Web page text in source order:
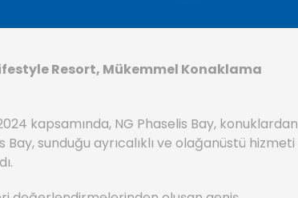
Resort, Mükemmel Konaklama
kapsamında, NG Phaselis Bay, konuklardan
sunduğu ayrıcalıklı ve olağanüstü hizmeti